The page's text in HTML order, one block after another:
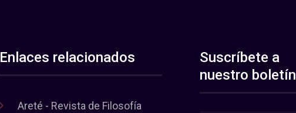
Enlaces relacionados
Areté - Revista de Filosofía
Suscríbete a
nuestro boletín